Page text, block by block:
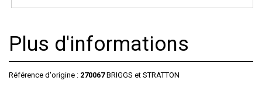
Plus d'informations
Référence d'origine : 270067BRIGGS et STRATTON